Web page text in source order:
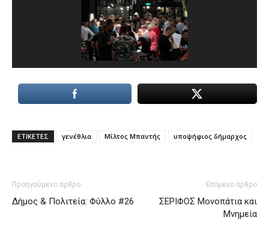
ΕΤΙΚΕΤΕΣ γενέθλια Μίλτος Μπαντής υποψήφιος δήμαρχος
Προηγούμενο άρθρο
Δήμος & Πολιτεία: Φύλλο #26
Επόμενο άρθρο
ΣΕΡΙΦΟΣ Μονοπάτια και
Μνημεία